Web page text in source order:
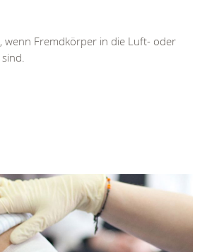
wenn Fremdkörper in die Luft- oder